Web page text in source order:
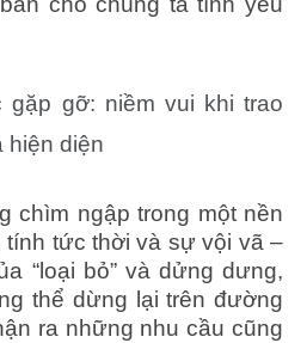
gặp gỡ: niềm vui khi trao
hiện diện
chìm ngập trong một nền
tính tức thời và sự vội vã –
“loại bỏ” và dửng dưng,
thể dừng lại trên đường
ra những nhu cầu cũng